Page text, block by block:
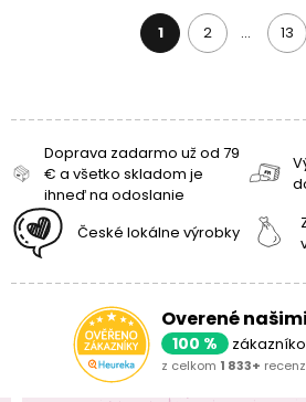
1 2 … 13
Doprava zadarmo už od 79
€ a všetko skladom je
ihneď na odoslanie
České lokálne výrobky
Overené
100 %
z celkom 1 833+